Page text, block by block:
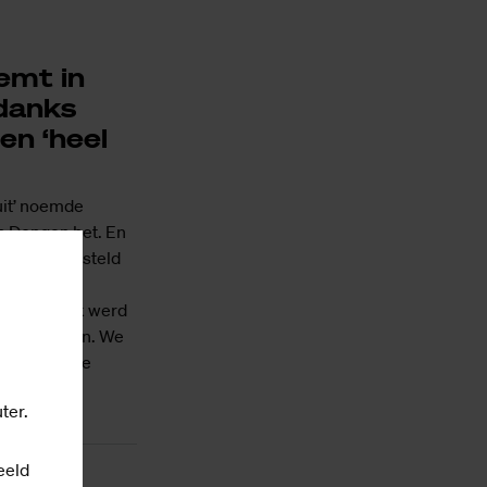
in
‘heel
noemde
het. En
teleurgesteld
werd
Saxion. We
in de